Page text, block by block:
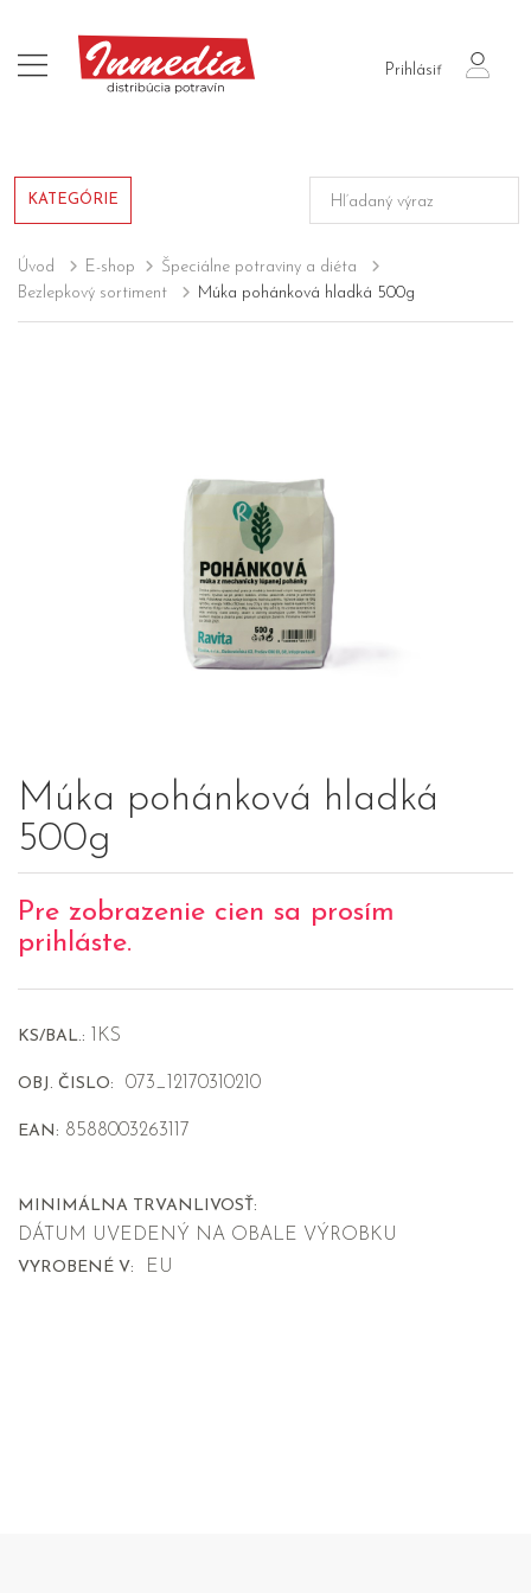
Prihlásiť
login
KATEGÓRIE
Úvod E-shop
Špeciálne potraviny a diéta
Bezlepkový sortiment
Múka pohánková hladká 500g
Múka pohánková hladká
500g
Pre zobrazenie cien sa prosím
prihláste.
KS/BAL.: 1KS
OBJ. ČISLO: 073_12170310210
EAN: 8588003263117
MINIMÁLNA TRVANLIVOSŤ:
DÁTUM UVEDENÝ NA OBALE VÝROBKU
VYROBENÉ V: EU